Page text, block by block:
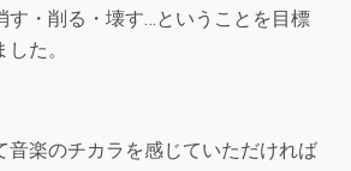
す・削る・壊す…ということを目標
た。
音楽のチカラを感じていただければ